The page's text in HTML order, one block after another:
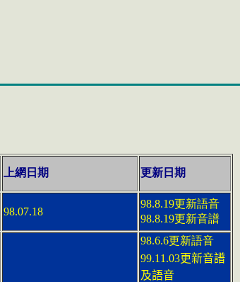
上網日期 更新日期
98.07.18
98.8.19更新語音
98.8.19更新音譜
98.6.6更新語音
99.11.03更新音譜
及語音